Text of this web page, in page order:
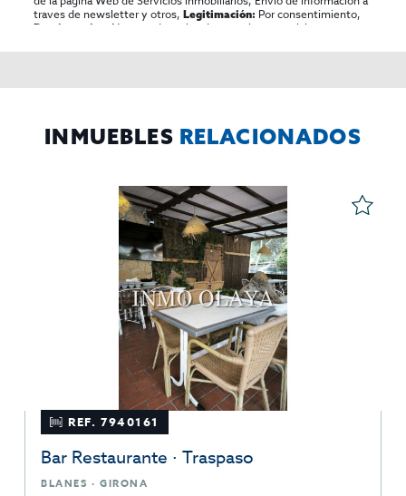
traves de newsletter y otros,Legitimación: Por consentimiento,
Destinatarios:
No se cederan los datos, salvo para elaborar
rectificar y suprimir los datos, solicitar la portabilidad de los
INMUEBLES RELACIONADOS
REF. 7940161
Bar Restaurante · Traspaso
BLANES · GIRONA